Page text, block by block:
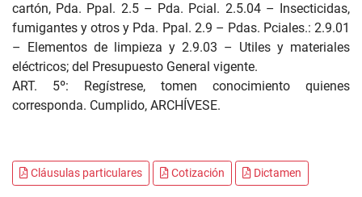
cartón, Pda. Ppal. 2.5 – Pda. Pcial. 2.5.04 – Insecticidas,
fumigantes y otros y Pda. Ppal. 2.9 – Pdas. Pciales.: 2.9.01
– Elementos de limpieza y 2.9.03 – Utiles y materiales
eléctricos; del Presupuesto General vigente.
ART. 5º: Regístrese, tomen conocimiento quienes
corresponda. Cumplido, ARCHÍVESE.
Cláusulas particulares Cotización Dictamen